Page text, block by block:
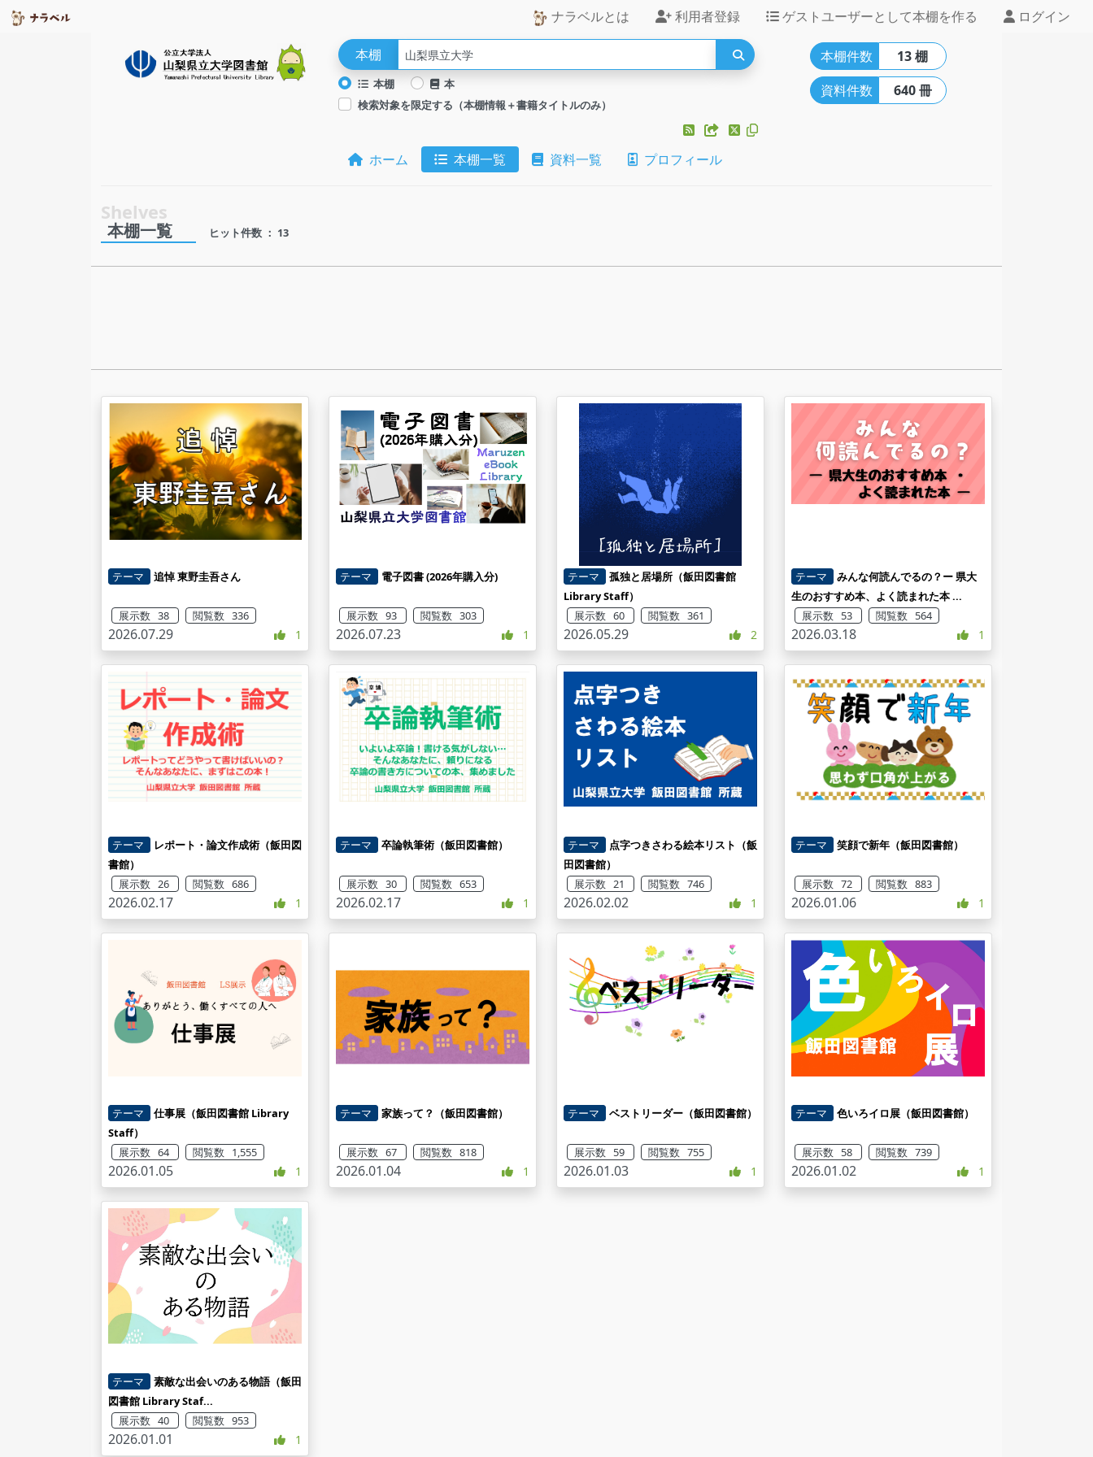
ナラベルとは 利用者登録 ゲストユーザーとして本棚を作る ログイン
本棚
本棚
本
検索対象を限定する（本棚情報＋書籍タイトルのみ）
ホーム 本棚一覧 資料一覧 プロフィール
本棚件数
13 棚
資料件数
640 冊
本棚一覧 ヒット件数 ： 13
テーマ 追悼 東野圭吾さん
展示数 38 閲覧数 336
2026.07.29 1
テーマ 電子図書 (2026年購入分)
展示数 93 閲覧数 303
2026.07.23 1
テーマ
孤独と居場所（飯田図書館
Library Staff）
展示数 60
閲覧数 361
2026.05.29 2
テーマ
みんな何読んでるの？ー 県大
生のおすすめ本、よく読まれた本 ...
展示数 53
閲覧数 564
2026.03.18 1
テーマ
レポート・論文作成術（飯田図
書館）
展示数 26
閲覧数 686
2026.02.17 1
テーマ 卒論執筆術（飯田図書館）
展示数 30 閲覧数 653
2026.02.17 1
テーマ
点字つきさわる絵本リスト（飯
田図書館）
展示数 21
閲覧数 746
2026.02.02 1
テーマ 笑顔で新年（飯田図書館）
展示数 72 閲覧数 883
2026.01.06 1
テーマ
仕事展（飯田図書館 Library
Staff）
展示数 64
閲覧数 1,555
2026.01.05 1
テーマ 家族って？（飯田図書館）
展示数 67 閲覧数 818
2026.01.04 1
テーマ ベストリーダー（飯田図書館）
展示数 59 閲覧数 755
2026.01.03 1
テーマ 色いろイロ展（飯田図書館）
展示数 58 閲覧数 739
2026.01.02 1
テーマ
素敵な出会いのある物語（飯田
図書館 Library Staf...
展示数 40
閲覧数 953
2026.01.01 1